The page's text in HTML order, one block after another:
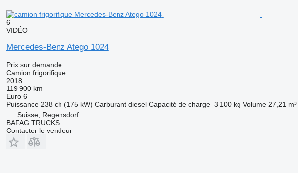
6
VIDÉO
Mercedes-Benz Atego 1024
Prix sur demande
Camion frigorifique
2018
119 900 km
Euro 6
Puissance 238 ch (175 kW) Carburant diesel Capacité de charge 3 100 kg Volume 27,21 m³
Suisse, Regensdorf
BAFAG TRUCKS
Contacter le vendeur